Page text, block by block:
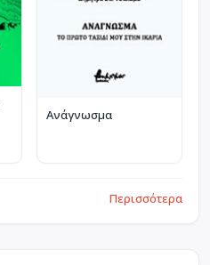
Ανάγνωσμα
Περισσότερα